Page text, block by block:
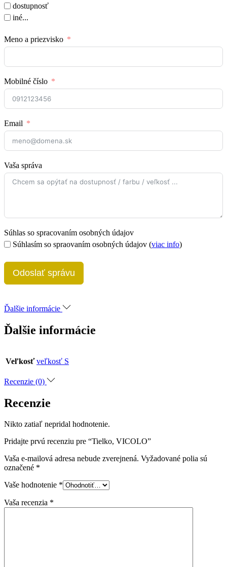
dostupnosť
iné...
Meno a priezvisko
Mobilné číslo
Email
Vaša správa
Súhlas so spracovaním osobných údajov
Súhlasím so spraovaním osobných údajov (viac info)
Odoslať správu
Ďalšie informácie
Ďalšie informácie
Veľkosť veľkosť S
Recenzie (0)
Recenzie
Nikto zatiaľ nepridal hodnotenie.
Pridajte prvú recenziu pre “Tielko, VICOLO”
Vaša e-mailová adresa nebude zverejnená. Vyžadované polia sú
označené *
Vaše hodnotenie *
Vaša recenzia *